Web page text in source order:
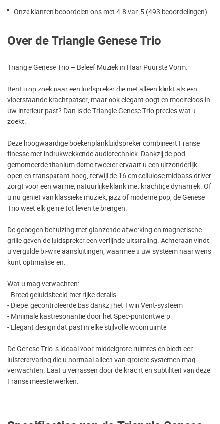
Onze klanten beoordelen ons met 4.8 van 5 (493 beoordelingen).
Over de Triangle Genese Trio
Triangle Genese Trio – Beleef Muziek in Haar Puurste Vorm.
Bent u op zoek naar een luidspreker die niet alleen klinkt als een
vloerstaande krachtpatser, maar ook elegant oogt en moeiteloos in
uw interieur past? Dan is de Triangle Genese Trio precies wat u
zoekt.
Deze hoogwaardige boekenplankluidspreker combineert Franse
finesse met indrukwekkende audiotechniek. Dankzij de pod-
gemonteerde titanium dome tweeter ervaart u een uitzonderlijk
open en transparant hoog, terwijl de 16 cm cellulose midbass-driver
zorgt voor een warme, natuurlijke klank met krachtige dynamiek. Of
u nu geniet van klassieke muziek, jazz of moderne pop, de Genese
Trio weet elk genre tot leven te brengen.
De gebogen behuizing met glanzende afwerking en magnetische
grille geven de luidspreker een verfijnde uitstraling. Achteraan vindt
u vergulde bi-wire aansluitingen, waarmee u uw systeem naar wens
kunt optimaliseren.
Wat u mag verwachten:
- Breed geluidsbeeld met rijke details
- Diepe, gecontroleerde bas dankzij het Twin Vent-systeem
- Minimale kastresonantie door het Spec-puntontwerp
- Elegant design dat past in elke stijlvolle woonruimte
De Genese Trio is ideaal voor middelgrote ruimtes en biedt een
luisterervaring die u normaal alleen van grotere systemen mag
verwachten. Laat u verrassen door de kracht en subtiliteit van deze
Franse meesterwerken.